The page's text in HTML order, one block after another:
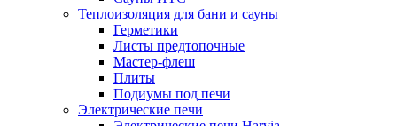
Теплоизоляция для бани и сауны
Герметики
Листы предтопочные
Мастер-флеш
Плиты
Подиумы под печи
Электрические печи